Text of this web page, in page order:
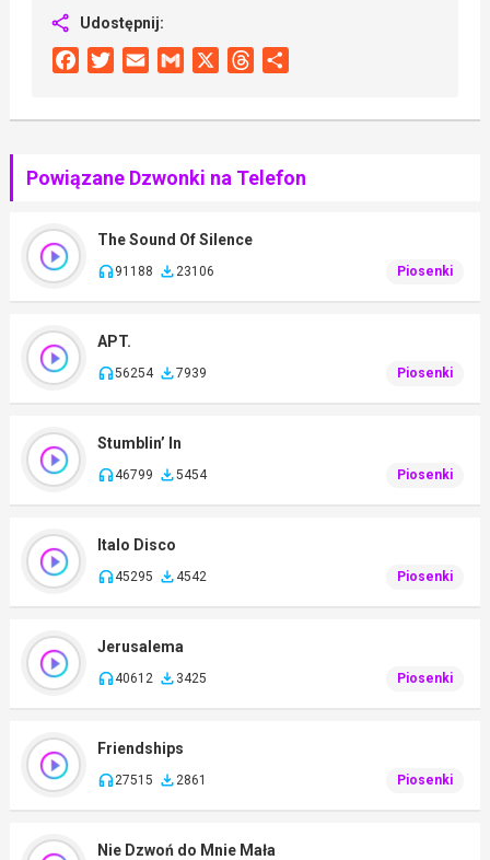
Udostępnij:
FacebookTwitterEmail Gmail Threads
Powiązane Dzwonki na Telefon
The Sound Of Silence
91188 23106 Piosenki
APT.
56254 7939 Piosenki
Stumblin’ In
46799 5454 Piosenki
Italo Disco
45295 4542 Piosenki
Jerusalema
40612 3425 Piosenki
Friendships
27515 2861 Piosenki
Nie Dzwoń do Mnie Mała